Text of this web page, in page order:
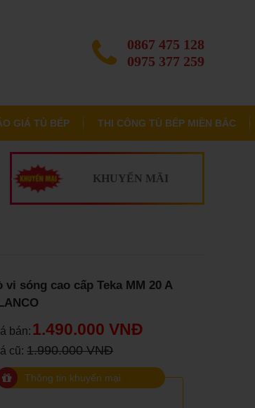
0867 475 128
0975 377 259
GIÁ TỦ BẾP THI CÔNG TỦ BẾP MIỀN BẮC
KHUYẾN MÃI
vi sóng cao cấp Teka MM 20 A
bán: 1.490.000 VNĐ
cũ: 1.990.000 VNĐ
Thông tin khuyến mại